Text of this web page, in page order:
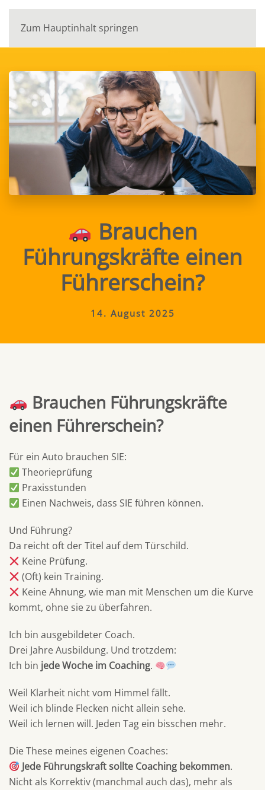
Zum Hauptinhalt springen
Brauchen
Führungskräfte einen
Führerschein?
14. August 2025
Brauchen Führungskräfte
einen Führerschein?
Für ein Auto brauchen SIE:
Theorieprüfung
Praxisstunden
Einen Nachweis, dass SIE führen können.
Und Führung?
Da reicht oft der Titel auf dem Türschild.
Keine Prüfung.
(Oft) kein Training.
Keine Ahnung, wie man mit Menschen um die Kurve
kommt, ohne sie zu überfahren.
Ich bin ausgebildeter Coach.
Drei Jahre Ausbildung. Und trotzdem:
Ich bin jede Woche im Coaching.
Weil Klarheit nicht vom Himmel fällt.
Weil ich blinde Flecken nicht allein sehe.
Weil ich lernen will. Jeden Tag ein bisschen mehr.
Die These meines eigenen Coaches:
Jede Führungskraft sollte Coaching bekommen.
Nicht als Korrektiv (manchmal auch das), mehr als